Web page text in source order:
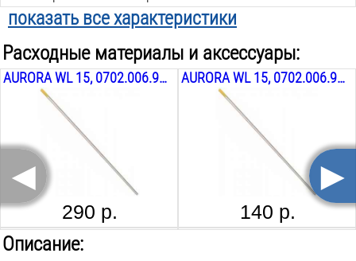
Вес инструмента:
4.8кг
Min сварочный ток MMA:
40А
Min сварочный ток TIG:
10А
Min диаметр электрода:
1.6мм
Рабочее напряжение:
140-220В
Степень защиты:
Импульсный режим сварки:
Max потребляемая сила тока MMA: 32А
Max потребляемая мощность MMA:
показать все характеристики
Расходные материалы и аксессуары:
AURORA WL 15, 0702.006.924, 2.4Х175 ММ
290 р.
AURORA WL 15, 0702.006.916, 1.6Х175 ММ
140 р.
◄ ►
Описание: